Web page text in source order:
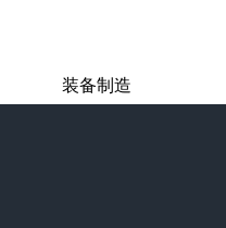
装备制造